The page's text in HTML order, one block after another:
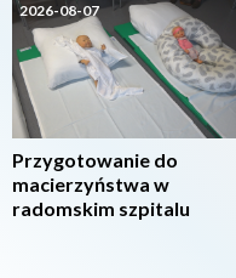
2026-08-07
Przygotowanie do
macierzyństwa w
radomskim szpitalu